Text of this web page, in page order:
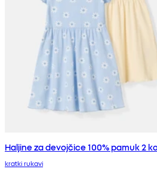
Haljine za devojčice 100% pamuk 2
kratki rukavi